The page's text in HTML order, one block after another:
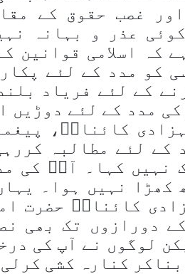
غصب حقوق کے
عذر و بہانہ
کہ اسلامی قوانین
کو مدد کے لئے
کے لئے فریاد
کی مدد کے لئے دوڑیں
کائناتؑ،
کے لئے مطالبہ
نہیں کہا۔ آپؑ کی
کھڑا نہیں ہوا۔
کائناتؑ حضرت
دورازوں تک بھی
لوگوں نے آپ کی
کنارہ کشی کرلی